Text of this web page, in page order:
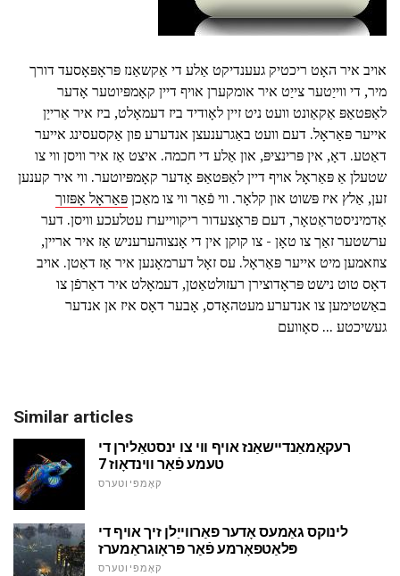
אויב איר האָט ריכטיק געענדיקט אַלע די אַקשאַנז פּראָפּאָסעד דורך
מיר, די ווייַטער צייַט איר אומקערן אויף דיין קאָמפּיוטער אָדער
לאַפּטאַפּ אַקאַונט וועט ניט זיין לאָודיד ביז דעמאָלט, ביז איר אַרייַן
אייער פּאַראָל. דעם וועט באַגרענעצן אנדערע פון אַקסעסינג אייער
דאַטע. דאָ, אין פּרינציפּ, און אַלע די חכמה. איצט אַז איר וויסן ווי צו
שטעלן אַ פּאַראָל אויף דיין לאַפּטאַפּ אָדער קאָמפּיוטער. ווי איר קענען
זען, אַלץ איז פּשוט און קלאָר. ווי פֿאַר ווי צו מאַכןפּאַראָל אָפּזוך
אַדמיניסטראַטאָר, דעם פּראָצעדור ריקווייערז עטלעכע וויסן. דער
ערשטער זאַך צו טאָן - צו קוקן אין די אָנצוהערעניש אַז איר אריין,
צוזאמען מיט אייער פּאַראָל. עס זאָל דערמאָנען איר אַז דאַטן. אויב
דאָס טוט נישט פּראָדוצירן רעזולטאַטן, דעמאָלט איר דאַרפֿן צו
באַשטימען צו אנדערע מעטהאָדס, אָבער דאָס איז אן אנדער
געשיכטע ... סאָוועם
Similar articles
רעקאַמאַנדיישאַנז אויף ווי צו ינסטאַלירן די
טעמע פֿאַר ווינדאָוז 7
קאָמפּיוטערס
לינוקס גאַמעס אָדער פאַרווייַלן זיך אויף די
פּלאַטפאָרמע פֿאַר פּראָוגראַמערז
קאָמפּיוטערס